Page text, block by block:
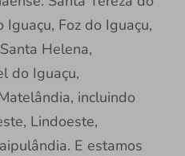
Foz do Iguaçu,
Helena,
do Iguaçu,
incluindo
Lindoeste,
E estamos